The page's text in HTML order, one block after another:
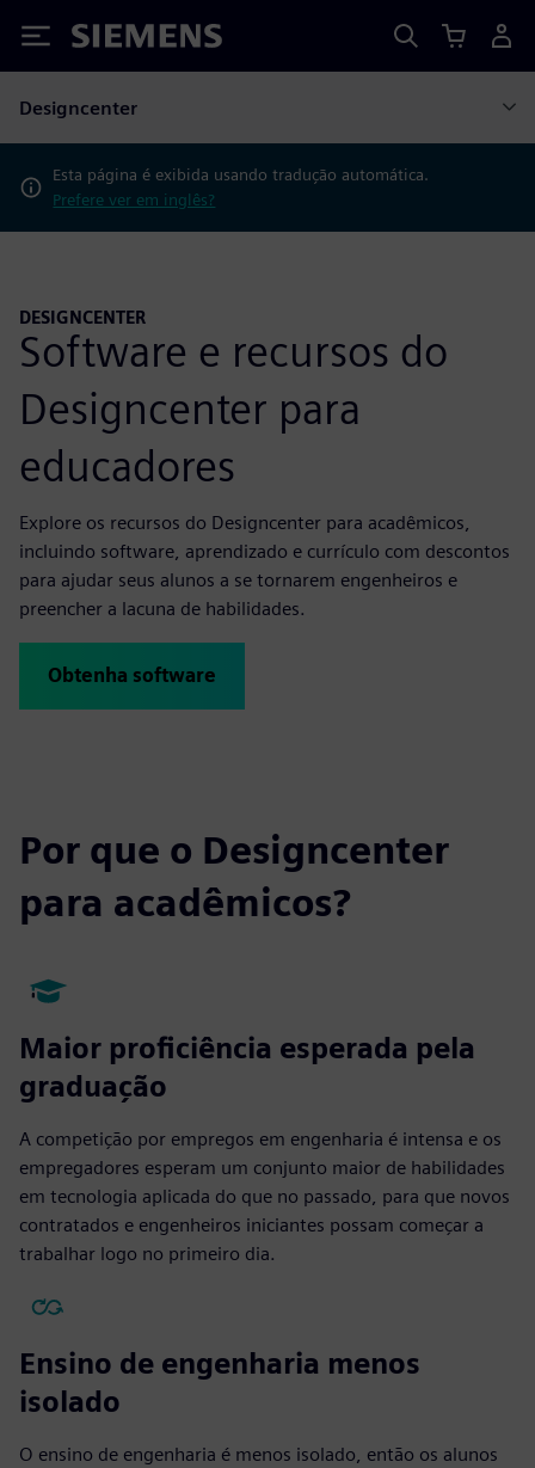
Siemens
Designcenter
Esta página é exibida usando tradução automática.
Prefere ver em inglês?
DESIGNCENTER
Software e recursos do
Designcenter para
educadores
Explore os recursos do Designcenter para acadêmicos,
incluindo software, aprendizado e currículo com descontos
para ajudar seus alunos a se tornarem engenheiros e
preencher a lacuna de habilidades.
Obtenha software
Por que o Designcenter
para acadêmicos?
Maior proficiência esperada pela
graduação
A competição por empregos em engenharia é intensa e os
empregadores esperam um conjunto maior de habilidades
em tecnologia aplicada do que no passado, para que novos
contratados e engenheiros iniciantes possam começar a
trabalhar logo no primeiro dia.
Ensino de engenharia menos
isolado
O ensino de engenharia é menos isolado, então os alunos